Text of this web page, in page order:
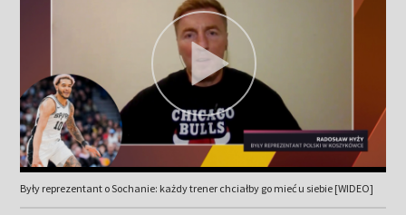
Były reprezentant o Sochanie: każdy trener chciałby go mieć u siebie [WIDEO]